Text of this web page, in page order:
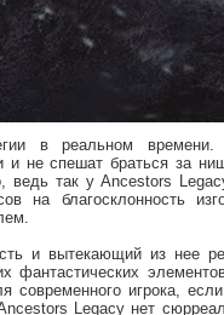
в реальном времени.
и не спешат браться за
так у Ancestors
на благосклонность
и вытекающий из нее
фантастических
современного игрока,
Legacy нет